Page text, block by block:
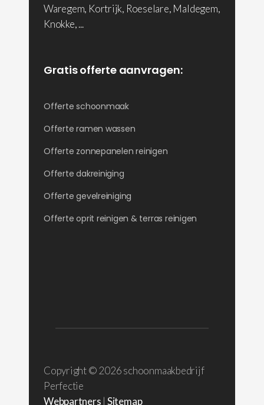
Waregem, Kortrijk, Roeselare, Maldegem,
Knokke, ...
Gratis offerte aanvragen:
Offerte schoonmaak
Offerte ramen wassen
Offerte zonnepanelen reinigen
Offerte dakreiniging
Offerte gevelreiniging
Offerte oprit reinigen & terras reinigen
Copyright © 2026 schoonmaakbedrijf
Perfectie
Webpartners | Sitemap